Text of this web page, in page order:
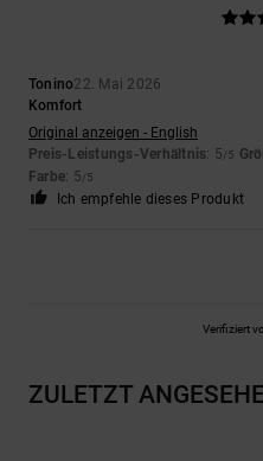
Tonino22. Mai 2026
Komfort
Original anzeigen - English
Preis-Leistungs-Verhältnis: 5/5
Farbe: 5/5
Ich empfehle dieses Produkt
Verifiziert
ZULETZT